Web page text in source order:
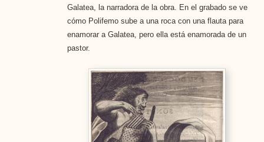
Galatea, la narradora de la obra. En el grabado se ve
cómo Polifemo sube a una roca con una flauta para
enamorar a Galatea, pero ella está enamorada de un
pastor.